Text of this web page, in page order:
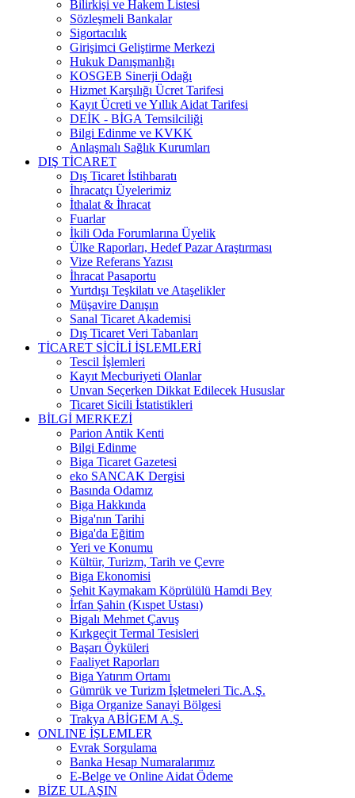
Bilirkişi ve Hakem Listesi
Sözleşmeli Bankalar
Sigortacılık
Girişimci Geliştirme Merkezi
Hukuk Danışmanlığı
KOSGEB Sinerji Odağı
Hizmet Karşılığı Ücret Tarifesi
Kayıt Ücreti ve Yıllık Aidat Tarifesi
DEİK - BİGA Temsilciliği
Bilgi Edinme ve KVKK
Anlaşmalı Sağlık Kurumları
DIŞ TİCARET
Dış Ticaret İstihbaratı
İhracatçı Üyelerimiz
İthalat & İhracat
Fuarlar
İkili Oda Forumlarına Üyelik
Ülke Raporları, Hedef Pazar Araştırması
Vize Referans Yazısı
İhracat Pasaportu
Yurtdışı Teşkilatı ve Ataşelikler
Müşavire Danışın
Sanal Ticaret Akademisi
Dış Ticaret Veri Tabanları
TİCARET SİCİLİ İŞLEMLERİ
Tescil İşlemleri
Kayıt Mecburiyeti Olanlar
Unvan Seçerken Dikkat Edilecek Hususlar
Ticaret Sicili İstatistikleri
BİLGİ MERKEZİ
Parion Antik Kenti
Bilgi Edinme
Biga Ticaret Gazetesi
eko SANCAK Dergisi
Basında Odamız
Biga Hakkında
Biga'nın Tarihi
Biga'da Eğitim
Yeri ve Konumu
Kültür, Turizm, Tarih ve Çevre
Biga Ekonomisi
Şehit Kaymakam Köprülülü Hamdi Bey
İrfan Şahin (Kıspet Ustası)
Bigalı Mehmet Çavuş
Kırkgeçit Termal Tesisleri
Başarı Öyküleri
Faaliyet Raporları
Biga Yatırım Ortamı
Gümrük ve Turizm İşletmeleri Tic.A.Ş.
Biga Organize Sanayi Bölgesi
Trakya ABİGEM A.Ş.
ONLINE İŞLEMLER
Evrak Sorgulama
Banka Hesap Numaralarımız
E-Belge ve Online Aidat Ödeme
BİZE ULAŞIN